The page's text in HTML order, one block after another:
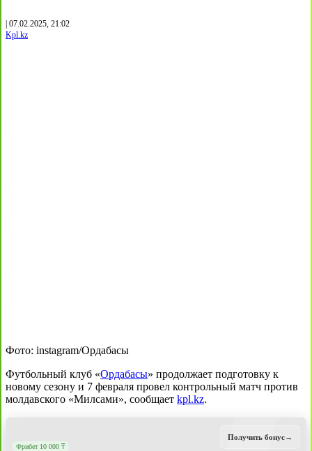
| 07.02.2025, 21:02
Kpl.kz
Фото: instagram/Ордабасы
Футбольный клуб «Ордабасы» продолжает подготовку к
новому сезону и 7 февраля провел контрольный матч против
молдавского «Милсами», сообщает kpl.kz.
Фрибет 10 000 ₸
Получить бонус→